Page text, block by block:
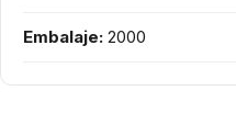
Embalaje: 2000